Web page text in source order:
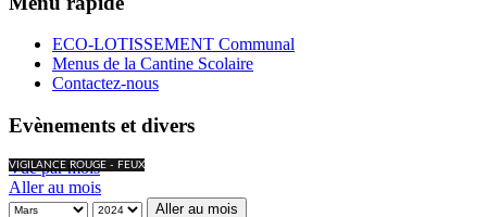
ECO-LOTISSEMENT Communal
Menus de la Cantine Scolaire
Contactez-nous
Evènements et divers
VIGILANCE ROUGE - FEUX
Vue par mois
Aller au mois
Aller au mois